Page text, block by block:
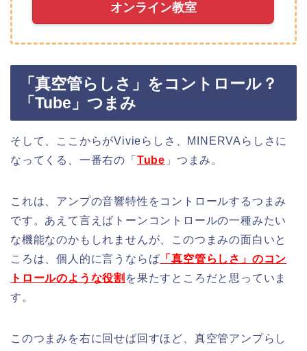
オンライン教室
「真空管らしさ」をコントロール？
「Tube」つまみ
そして、ここからがVivieらしさ、MINERVAらしさに
なってくる、一番右の「 Tube 」つまみ。
これは、アンプの音響特性をコントロールするつまみ
です。あえて言えばトーンコントロールの一種みたい
な機能なのかもしれませんが、このつまみの面白いと
ころは、個人的に言うならば 「真空管らしさ」のコン
トロールのような役割 を果たすところだと思っていま
す。
このつまみを右に回せば回すほど、真空管アンプらし